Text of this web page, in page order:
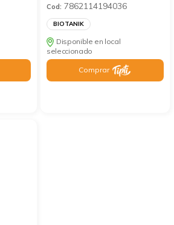
Cod: 7862114194036
BIOTANIK
Disponible en local
seleccionado
Comprar